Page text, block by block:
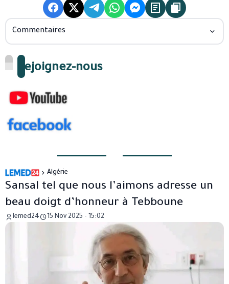
Commentaires
Rejoignez-nous
Algérie
Sansal tel que nous l’aimons adresse un
beau doigt d’honneur à Tebboune
lemed24 15 Nov 2025 - 15:02